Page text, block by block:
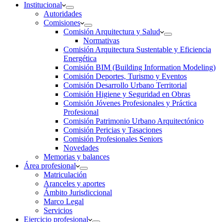
Institucional
Autoridades
Comisiones
Comisión Arquitectura y Salud
Normativas
Comisión Arquitectura Sustentable y Eficiencia
Energética
Comisión BIM (Building Information Modeling)
Comisión Deportes, Turismo y Eventos
Comisión Desarrollo Urbano Territorial
Comisión Higiene y Seguridad en Obras
Comisión Jóvenes Profesionales y Práctica
Profesional
Comisión Patrimonio Urbano Arquitectónico
Comisión Pericias y Tasaciones
Comisión Profesionales Seniors
Novedades
Memorias y balances
Área profesional
Matriculación
Aranceles y aportes
Ámbito Jurisdiccional
Marco Legal
Servicios
Ejercicio profesional